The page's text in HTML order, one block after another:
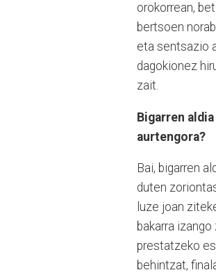
orokorrean,
bertsoen
eta sentsazio
dagokionez
zait.
Bigarren
aurtengora?
Bai, bigarren
duten
luze joan
bakarra
prestatzeko
behintzat,